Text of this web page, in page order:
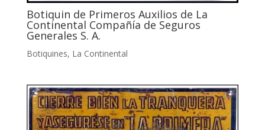
Botiquin de Primeros Auxilios de La
Continental Compañía de Seguros
Generales S. A.
Botiquines, La Continental